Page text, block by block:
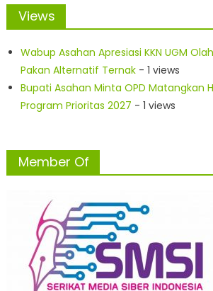
Views
Wabup Asahan Apresiasi KKN UGM
Pakan Alternatif Ternak- 1 views
Bupati Asahan Minta OPD Matangkan
Program Prioritas 2027 - 1 views
Member Of